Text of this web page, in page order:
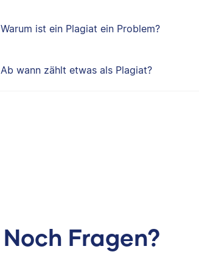
Warum ist ein Plagiat ein Problem?
Ab wann zählt etwas als Plagiat?
Noch Fragen?